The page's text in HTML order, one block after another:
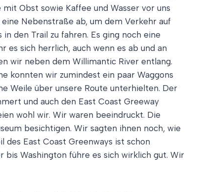
Obst sowie Kaffee und Wasser vor uns
Nebenstraße ab, um dem Verkehr auf
den Trail zu fahren. Es ging noch eine
es sich herrlich, auch wenn es ab und an
wir neben dem Willimantic River entlang.
konnten wir zumindest ein paar Waggons
Weile über unsere Route unterhielten. Der
und auch den East Coast Greeway
wohl wir. Wir waren beeindruckt. Die
besichtigen. Wir sagten ihnen noch, wie
East Coast Greenways ist schon
Washington führe es sich wirklich gut. Wir